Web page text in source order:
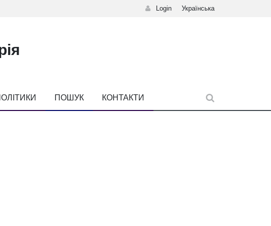
Login Українська
ПОШУК КОНТАКТИ